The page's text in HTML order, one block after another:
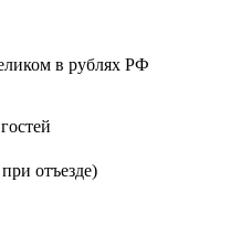
в рублях РФ
отъезде)